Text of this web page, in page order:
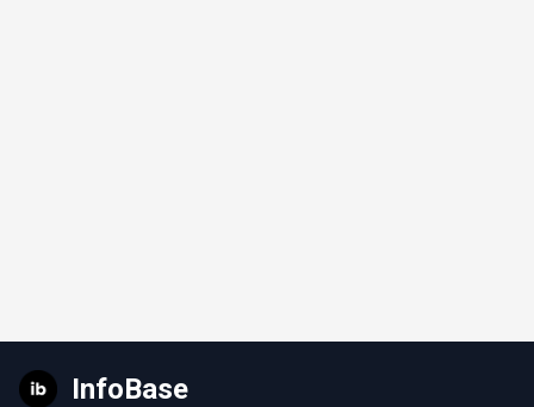
InfoBase